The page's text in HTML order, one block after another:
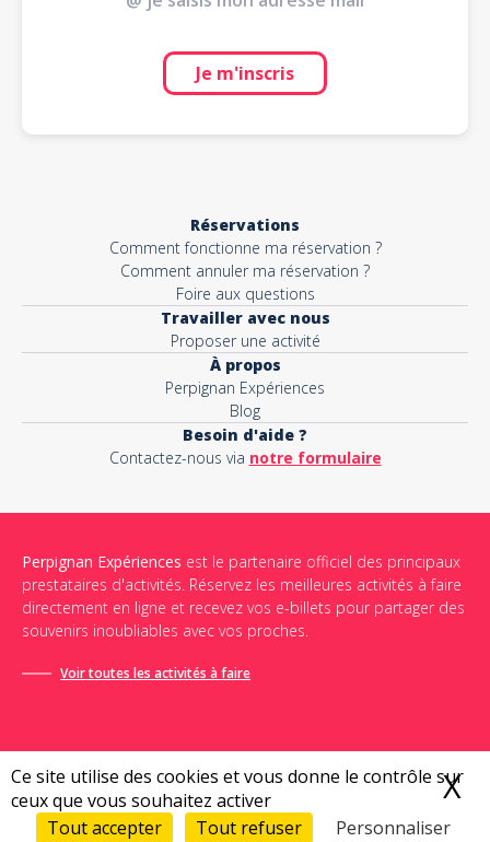
Ce site utilise des cookies et vous donne le contrôle sur
ceux que vous souhaitez activer
Tout accepter
Tout refuser Personnaliser
X
Je m'inscris
Réservations
Comment fonctionne ma réservation ?
Comment annuler ma réservation ?
Foire aux questions
Travailler avec nous
Proposer une activité
À propos
Perpignan Expériences
Blog
Besoin d'aide ?
Contactez-nous via notre formulaire
Perpignan Expériences est le partenaire officiel des principaux
prestataires d'activités. Réservez les meilleures activités à faire
directement en ligne et recevez vos e-billets pour partager des
souvenirs inoubliables avec vos proches.
Voir toutes les activités à faire
Conditions générales de vente-Politique de confidentialité-
Mentions légales-Sitemap